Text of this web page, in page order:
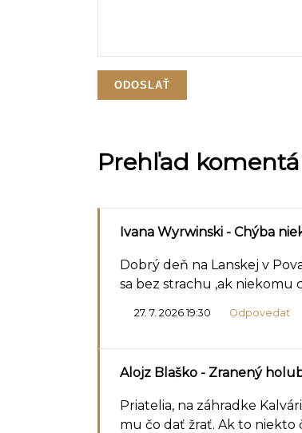
Prehľad
Ivana Wyrwinski - Chýba
Dobrý deň na Lanskej v
sa bez strachu ,ak niekomu
27. 7. 2026 19:30 Odpovedať
Alojz Blaško - Zranený
Priatelia, na záhradke
mu čo dať žrať. Ak to niekto